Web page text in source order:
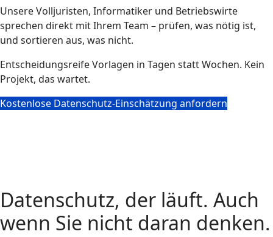
Unsere Volljuristen, Informatiker und Betriebswirte
sprechen direkt mit Ihrem Team – prüfen, was nötig ist,
und sortieren aus, was nicht.
Entscheidungsreife Vorlagen in Tagen statt Wochen. Kein
Projekt, das wartet.
Kostenlose Datenschutz-Einschätzung anfordern
Datenschutz, der läuft. Auch
wenn Sie nicht daran denken.